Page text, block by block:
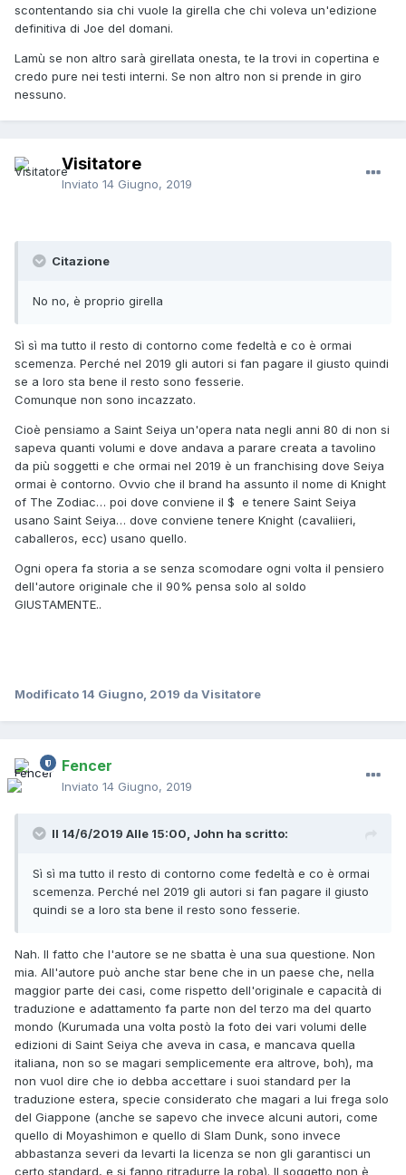
scontentando sia chi vuole la girella che chi voleva un'edizione
definitiva di Joe del domani.
Lamù se non altro sarà girellata onesta, te la trovi in copertina e
credo pure nei testi interni. Se non altro non si prende in giro
nessuno.
Visitatore
Inviato 14 Giugno, 2019
Citazione
No no, è proprio girella
Sì sì ma tutto il resto di contorno come fedeltà e co è ormai
scemenza. Perché nel 2019 gli autori si fan pagare il giusto quindi
se a loro sta bene il resto sono fesserie.
Comunque non sono incazzato.
Cioè pensiamo a Saint Seiya un'opera nata negli anni 80 di non si
sapeva quanti volumi e dove andava a parare creata a tavolino
da più soggetti e che ormai nel 2019 è un franchising dove Seiya
ormai è contorno. Ovvio che il brand ha assunto il nome di Knight
of The Zodiac… poi dove conviene il $ e tenere Saint Seiya
usano Saint Seiya… dove conviene tenere Knight (cavaliieri,
caballeros, ecc) usano quello.
Ogni opera fa storia a se senza scomodare ogni volta il pensiero
dell'autore originale che il 90% pensa solo al soldo
GIUSTAMENTE..
Modificato 14 Giugno, 2019 da Visitatore
Fencer
Inviato 14 Giugno, 2019
Il 14/6/2019 Alle 15:00, John ha scritto:
Sì sì ma tutto il resto di contorno come fedeltà e co è ormai
scemenza. Perché nel 2019 gli autori si fan pagare il giusto
quindi se a loro sta bene il resto sono fesserie.
Nah. Il fatto che l'autore se ne sbatta è una sua questione. Non
mia. All'autore può anche star bene che in un paese che, nella
maggior parte dei casi, come rispetto dell'originale e capacità di
traduzione e adattamento fa parte non del terzo ma del quarto
mondo (Kurumada una volta postò la foto dei vari volumi delle
edizioni di Saint Seiya che aveva in casa, e mancava quella
italiana, non so se magari semplicemente era altrove, boh), ma
non vuol dire che io debba accettare i suoi standard per la
traduzione estera, specie considerato che magari a lui frega solo
del Giappone (anche se sapevo che invece alcuni autori, come
quello di Moyashimon e quello di Slam Dunk, sono invece
abbastanza severi da levarti la licenza se non gli garantisci un
certo standard, e si fanno ritradurre la roba). Il soggetto non è